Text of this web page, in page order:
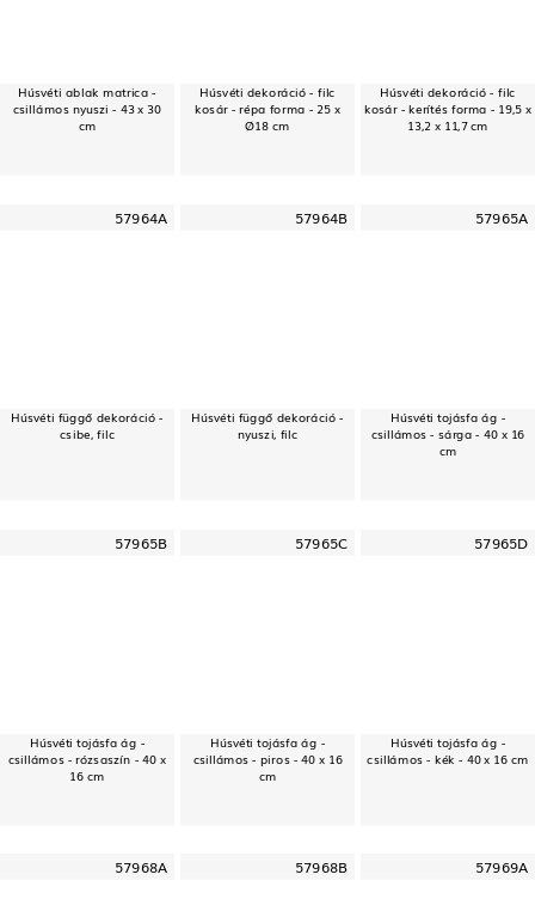
Húsvéti ablak matrica -
csillámos nyuszi - 43 x 30
cm
Húsvéti dekoráció - filc
kosár - répa forma - 25 x
Ø18 cm
Húsvéti dekoráció - filc
kosár - kerítés forma - 19,5 x
13,2 x 11,7 cm
57964A
Húsvéti függő dekoráció -
csibe, filc
57964B
Húsvéti függő dekoráció -
nyuszi, filc
57965A
Húsvéti tojásfa ág -
csillámos - sárga - 40 x 16
cm
57965B
Húsvéti tojásfa ág -
csillámos - rózsaszín - 40 x
16 cm
57965C
Húsvéti tojásfa ág -
csillámos - piros - 40 x 16
cm
57965D
Húsvéti tojásfa ág -
csillámos - kék - 40 x 16 cm
57968A 57968B 57969A